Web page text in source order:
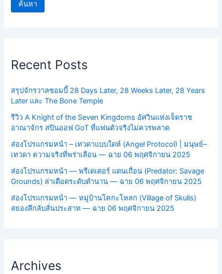
ค้นหา
Recent Posts
สรุปจักรวาลซอมบี้ 28 Days Later, 28 Weeks Later, 28 Years
Later และ The Bone Temple
รีวิว A Knight of the Seven Kingdoms อัศวินแห่งเจ็ดราช
อาณาจักร สปินออฟ GoT ที่แฟนตัวจริงไม่ควรพลาด
ส่องโปรแกรมหน้า – เทวดาแบบใดห์ (Angel Protocol) | มนุษย์–
เทวดา ความจริงที่พร่าเลือน — ฉาย 06 พฤศจิกายน 2025
ส่องโปรแกรมหน้า — พรีเดเตอร์ แดนเถื่อน (Predator: Savage
Grounds) ล่าเดือดระดับตำนาน — ฉาย 06 พฤศจิกายน 2025
ส่องโปรแกรมหน้า — หมู่บ้านโคกะโหลก (Village of Skulls)
สยองลึกลับสั่นประสาท — ฉาย 06 พฤศจิกายน 2025
Archives